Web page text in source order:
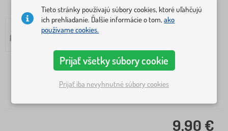
S M
9,90 €
Tieto stránky používajú súbory cookies, ktoré uľahčujú
ich prehliadanie. Ďalšie informácie o tom,ako
používame cookies.
Prijať všetky súbory cookie
Prijať iba nevyhnutné súbory cookies